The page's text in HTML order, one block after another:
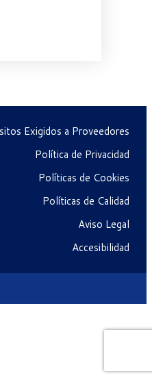
Exigidos a Proveedores
Política de Privacidad
Políticas de Cookies
Políticas de Calidad
Aviso Legal
Accesibilidad